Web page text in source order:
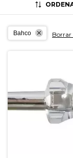
Bahco Borrar